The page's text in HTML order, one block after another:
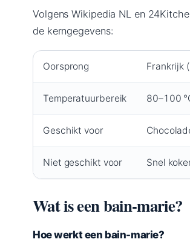
Volgens Wikipedia NL en
de kerngegevens:
Oorsprong Frankrijk
Temperatuurbereik 80–100
Geschikt voor
Niet geschikt voor Snel
Wat is een bain-marie?
Hoe werkt een bain-marie?